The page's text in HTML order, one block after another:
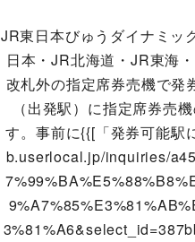
JR東日本びゅうダイナミッ
日本・JR北海道・JR東海
改札外の指定席券売機で発
（出発駅）に指定席券売
す。事前に{{[「発券可能
b.userlocal.jp/inquiries/